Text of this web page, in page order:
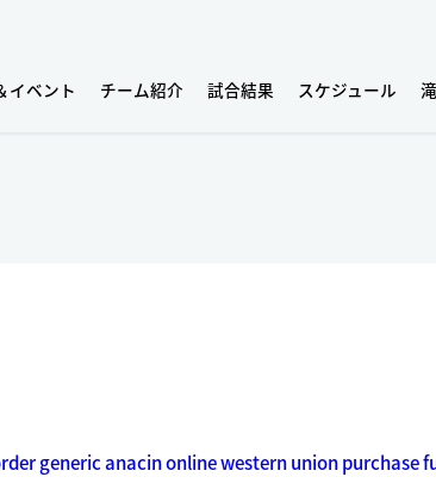
イベント チーム紹介 試合結果 スケジュール
generic anacin online western unionpurchase